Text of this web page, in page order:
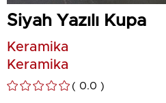
Siyah Yazılı Kupa
Keramika
Keramika
0.0